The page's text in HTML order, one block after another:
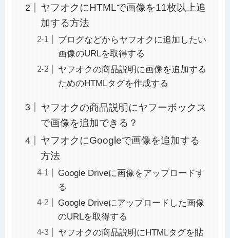
ヤフオクにHTMLで画像を11枚以上追
加する方法
ブログなどからヤフオクに追加したい
画像のURLを取得する
ヤフオクの商品説明に画像を追加する
ためのHTMLタグを作成する
ヤフオクの商品説明にヤフーボックス
で画像を追加できる？
ヤフオクにGoogleで画像を追加する
方法
Google Driveに画像をアップロードす
る
Google Driveにアップロードした画像
のURLを取得する
ヤフオクの商品説明にHTMLタグを貼